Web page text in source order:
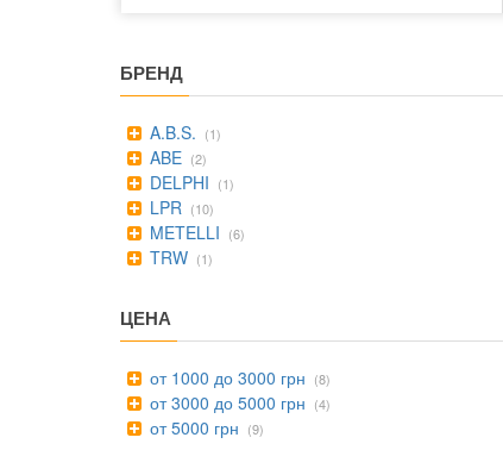
БРЕНД
A.B.S. (1)
ABE (2)
DELPHI (1)
LPR (10)
METELLI (6)
TRW (1)
ЦЕНА
от 1000 до 3000 грн (8)
от 3000 до 5000 грн (4)
от 5000 грн (9)